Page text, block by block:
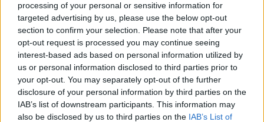
processing of your personal or sensitive information for
targeted advertising by us, please use the below opt-out
section to confirm your selection. Please note that after your
opt-out request is processed you may continue seeing
interest-based ads based on personal information utilized by
us or personal information disclosed to third parties prior to
your opt-out. You may separately opt-out of the further
disclosure of your personal information by third parties on the
IAB’s list of downstream participants. This information may
also be disclosed by us to third parties on the IAB’s List of
Kövess minket, és értesülj a friss hírekről a
Facebookon is!